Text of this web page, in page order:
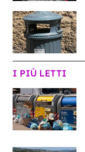
I PIÙ LETTI